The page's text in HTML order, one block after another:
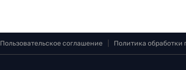
Пользовательское соглашение Политика